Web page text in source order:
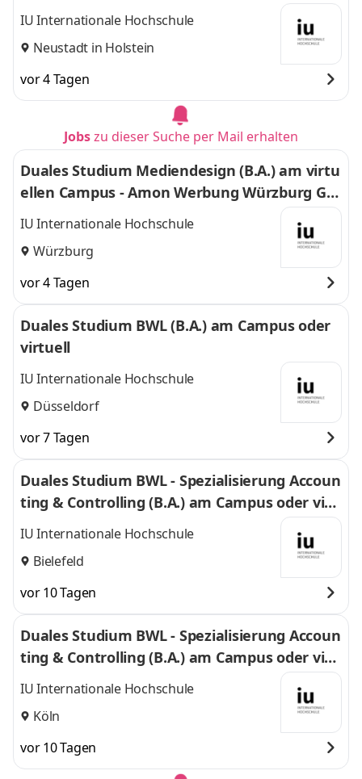
enWohnenEnergie GmbH & Co. KG
IU Internationale Hochschule
Neustadt in Holstein
vor 4 Tagen
Jobszu dieser Suche per Mail erhalten
Duales Studium Mediendesign (B.A.) am virtu
ellen Campus - Amon Werbung Würzburg Gm
bH & Co. KG
IU Internationale Hochschule
Würzburg
vor 4 Tagen
Duales Studium BWL (B.A.) am Campus oder
virtuell
IU Internationale Hochschule
Düsseldorf
vor 7 Tagen
Duales Studium BWL - Spezialisierung Accoun
ting & Controlling (B.A.) am Campus oder virt
uell
IU Internationale Hochschule
Bielefeld
vor 10 Tagen
Duales Studium BWL - Spezialisierung Accoun
ting & Controlling (B.A.) am Campus oder virt
uell
IU Internationale Hochschule
Köln
vor 10 Tagen